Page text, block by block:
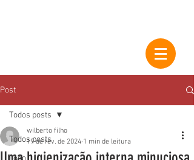
Post
Todos posts
Todos posts
wilberto filho
19 de fev. de 2024 1 min de leitura